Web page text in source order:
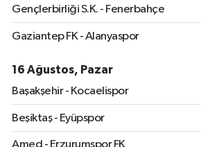
Gençlerbirliği S.K. - Fenerbahçe
Gaziantep FK - Alanyaspor
16 Ağustos, Pazar
Başakşehir - Kocaelispor
Beşiktaş - Eyüpspor